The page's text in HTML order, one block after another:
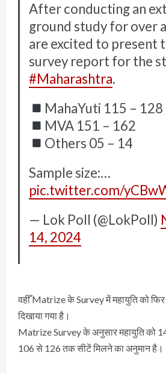
After conducting an
ground study for over
are excited to present
survey report for the
#Maharashtra.
MahaYuti 115 – 128
MVA 151 – 162
Others 05 – 14
Sample size:…
pic.twitter.com/
— Lok Poll (@LokPoll)
14, 2024
वहीँ Matrize के Survey में महायुति को
दिखाया गया है।
Matrize Survey के अनुसार महायुति को
106 से 126 तक सीटें मिलने का अनुमान है।